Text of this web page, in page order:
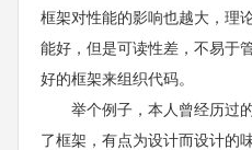
框架对性能的影响也越大，理
能好，但是可读性差，不易于
好的框架来组织代码。
举个例子，本人曾经历过的
了框架，有点为设计而设计的